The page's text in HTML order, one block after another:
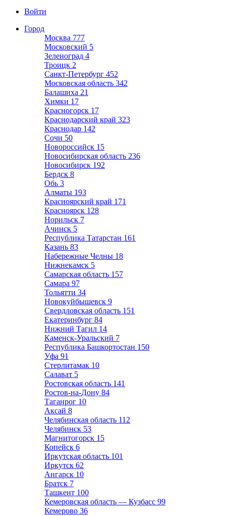
Войти
Город
Москва 777
Московский 5
Зеленоград 4
Троицк 2
Санкт-Петербург 452
Московская область 342
Балашиха 21
Химки 17
Красногорск 17
Краснодарский край 323
Краснодар 142
Сочи 50
Новороссийск 15
Новосибирская область 236
Новосибирск 192
Бердск 8
Обь 3
Алматы 193
Красноярский край 171
Красноярск 128
Норильск 7
Ачинск 5
Республика Татарстан 161
Казань 83
Набережные Челны 18
Нижнекамск 5
Самарская область 157
Самара 97
Тольятти 34
Новокуйбышевск 9
Свердловская область 151
Екатеринбург 84
Нижний Тагил 14
Каменск-Уральский 7
Республика Башкортостан 150
Уфа 91
Стерлитамак 10
Салават 5
Ростовская область 141
Ростов-на-Дону 84
Таганрог 10
Аксай 8
Челябинская область 112
Челябинск 53
Магнитогорск 15
Копейск 6
Иркутская область 101
Иркутск 62
Ангарск 10
Братск 7
Ташкент 100
Кемеровская область — Кузбасс 99
Кемерово 36